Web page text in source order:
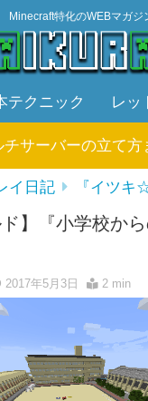
Minecraft特化のWEBマガジ
テクニック レッ
チサーバーの立て方
イ日記 『イツ
ド】『小学校か
2017年5月3日 2 min